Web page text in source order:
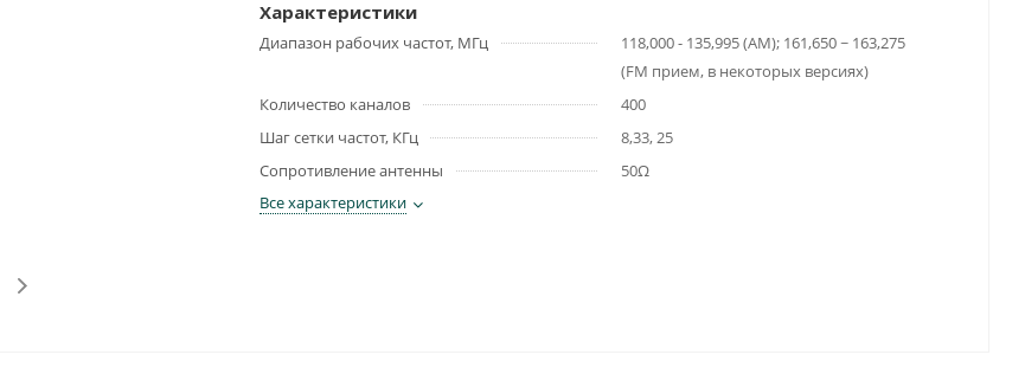
Характеристики
Диапазон рабочих частот, МГц
118,000 - 135,995 (АМ); 161,650 ~ 163,275
(FM прием, в некоторых версиях)
Количество каналов
400
Шаг сетки частот, КГц
8,33, 25
Сопротивление антенны
50Ω
Все характеристики